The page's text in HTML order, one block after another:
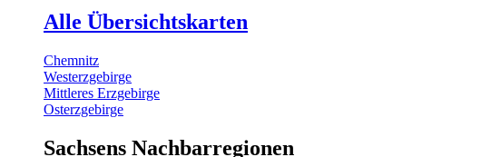
Alle Übersichtskarten
Chemnitz
Westerzgebirge
Mittleres Erzgebirge
Osterzgebirge
Sachsens Nachbarregionen